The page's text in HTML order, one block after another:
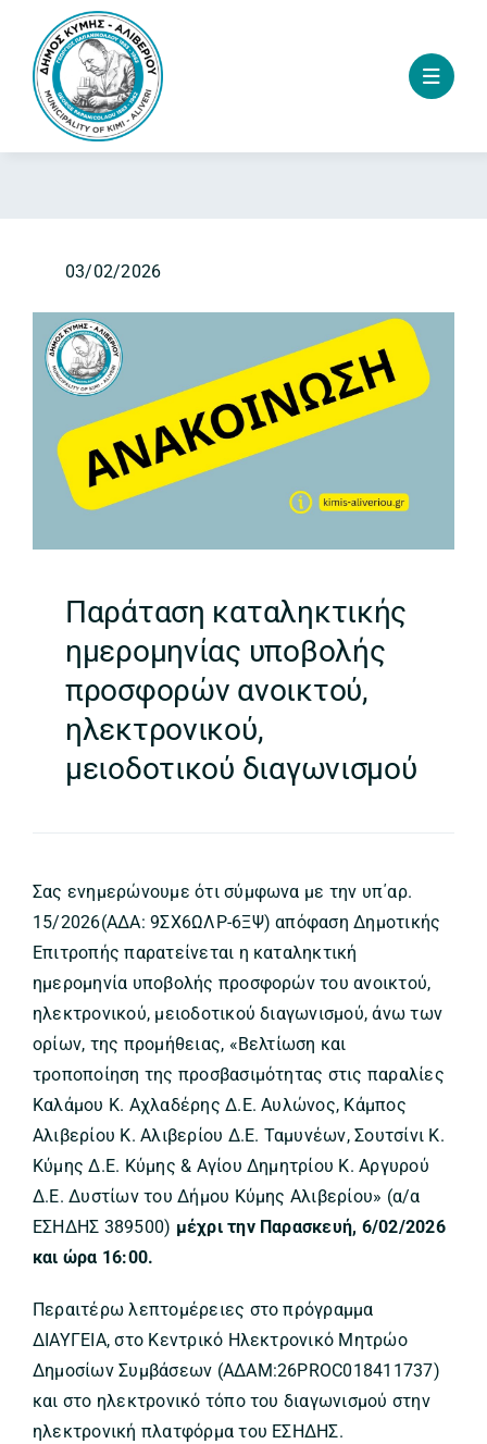
content
03/02/2026
Παράταση καταληκτικής
ημερομηνίας υποβολής
προσφορών ανοικτού,
ηλεκτρονικού,
μειοδοτικού διαγωνισμού
Σας ενημερώνουμε ότι σύμφωνα με την υπ΄αρ.
15/2026(ΑΔΑ: 9ΣΧ6ΩΛΡ-6ΞΨ) απόφαση Δημοτικής
Επιτροπής παρατείνεται η καταληκτική
ημερομηνία υποβολής προσφορών του ανοικτού,
ηλεκτρονικού, μειοδοτικού διαγωνισμού, άνω των
ορίων, της προμήθειας, «Βελτίωση και
τροποποίηση της προσβασιμότητας στις παραλίες
Καλάμου Κ. Αχλαδέρης Δ.Ε. Αυλώνος, Κάμπος
Αλιβερίου Κ. Αλιβερίου Δ.Ε. Ταμυνέων, Σουτσίνι Κ.
Κύμης Δ.Ε. Κύμης & Αγίου Δημητρίου Κ. Αργυρού
Δ.Ε. Δυστίων του Δήμου Κύμης Αλιβερίου» (α/α
ΕΣΗΔΗΣ 389500) μέχρι την Παρασκευή, 6/02/2026
και ώρα 16:00.
Περαιτέρω λεπτομέρειες στο πρόγραμμα
ΔΙΑΥΓΕΙΑ, στο Κεντρικό Ηλεκτρονικό Μητρώο
Δημοσίων Συμβάσεων (ΑΔΑΜ:26PROC018411737)
και στο ηλεκτρονικό τόπο του διαγωνισμού στην
ηλεκτρονική πλατφόρμα του ΕΣΗΔΗΣ.